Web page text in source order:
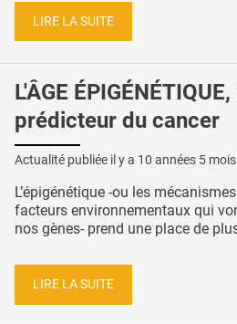
LIRE LA SUITE
L'ÂGE
prédicteur du cancer
Actualité publiée il y a 10 années 5 mois
L’épigénétique -ou les
facteurs environnementaux qui
nos gènes- prend une place de
LIRE LA SUITE